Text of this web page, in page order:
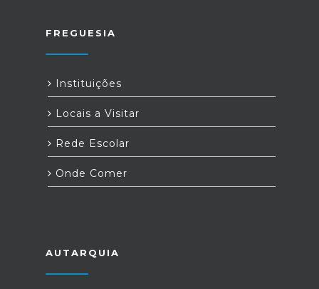
FREGUESIA
Instituições
Locais a Visitar
Rede Escolar
Onde Comer
AUTARQUIA